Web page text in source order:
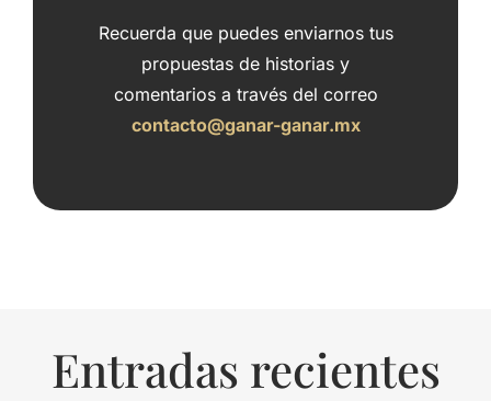
Recuerda que puedes enviarnos tus
propuestas de historias y
comentarios a través del correo
contacto@ganar-ganar.mx
Entradas recientes